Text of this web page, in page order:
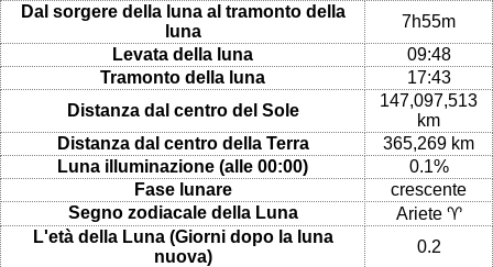
Dal sorgere della luna al tramonto della
luna
7h55m
Levata della luna
09:48
Tramonto della luna
17:43
Distanza dal centro del Sole
147,097,513
km
Distanza dal centro della Terra
365,269 km
Luna illuminazione (alle 00:00)
0.1%
Fase lunare
crescente
Segno zodiacale della Luna
Ariete ♈
L'età della Luna (Giorni dopo la luna
nuova)
0.2